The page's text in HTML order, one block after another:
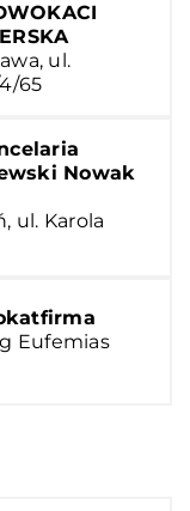
ul.
65
Nowak
ul. Karola
Eufemias